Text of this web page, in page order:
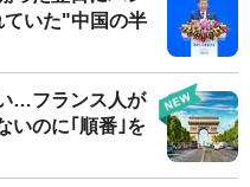
いた"中国の半
…フランス人が
いのに｢順番｣を